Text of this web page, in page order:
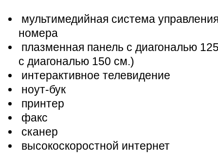
мультимедийная система
номера
плазменная панель с диагональю
с диагональю 150 см.)
интерактивное телевидение
ноут-бук
принтер
факс
сканер
высокоскоростной интернет